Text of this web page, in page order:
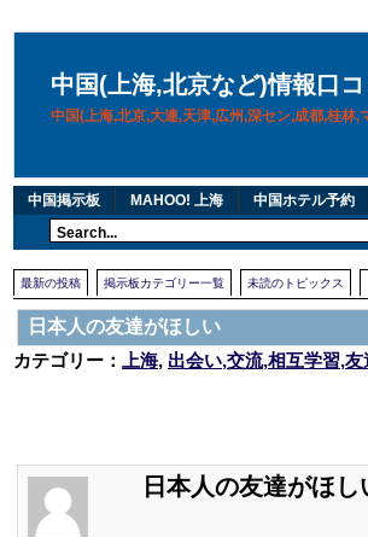
中国(上海,北京など)情報口
中国(上海,北京,大連,天津,広州,深セン,成都,桂林
中国掲示板 MAHOO! 上海 中国ホテル予約
最新の投稿 掲示板カテゴリー一覧 未読のトピックス
日本人の友達がほしい
カテゴリー：
上海, 出会い,交流,相互学習,友
日本人の友達がほ